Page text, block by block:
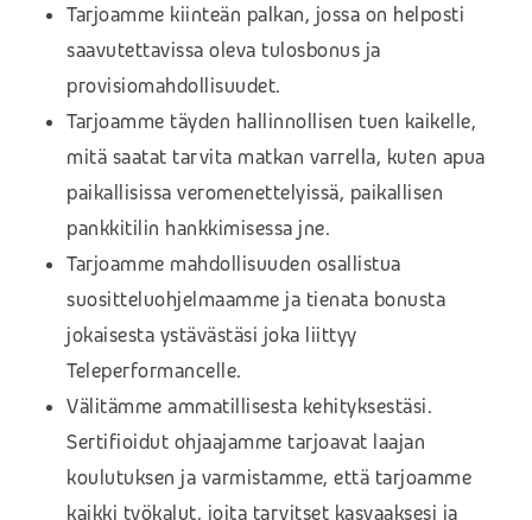
Tarjoamme kiinteän palkan, jossa on helposti
saavutettavissa oleva tulosbonus ja
provisiomahdollisuudet.
Tarjoamme täyden hallinnollisen tuen kaikelle,
mitä saatat tarvita matkan varrella, kuten apua
paikallisissa veromenettelyissä, paikallisen
pankkitilin hankkimisessa jne.
Tarjoamme mahdollisuuden osallistua
suositteluohjelmaamme ja tienata bonusta
jokaisesta ystävästäsi joka liittyy
Teleperformancelle.
Välitämme ammatillisesta kehityksestäsi.
Sertifioidut ohjaajamme tarjoavat laajan
koulutuksen ja varmistamme, että tarjoamme
kaikki työkalut, joita tarvitset kasvaaksesi ja